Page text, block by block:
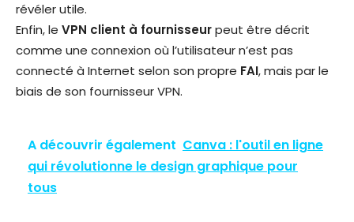
révéler utile.
Enfin, le VPN client à fournisseurpeut être décrit
comme une connexion où l’utilisateur n’est pas
connecté à Internet selon son propre FAI, mais par le
biais de son fournisseur VPN.
A découvrir également Canva : l'outil en ligne
qui révolutionne le design graphique pour
tous